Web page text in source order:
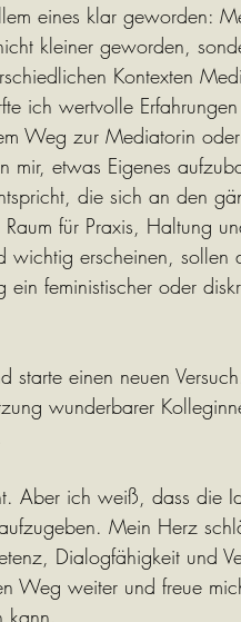
eines klar geworden:
kleiner geworden,
Kontexten
ich wertvolle
Weg zur Mediatorin
mir, etwas Eigenes
die sich an den
für Praxis, Haltung
wichtig erscheinen, sollen
feministischer oder
starte einen neuen
wunderbarer
Aber ich weiß, dass die
Mein Herz
Dialogfähigkeit und
Weg weiter und freue
kann.